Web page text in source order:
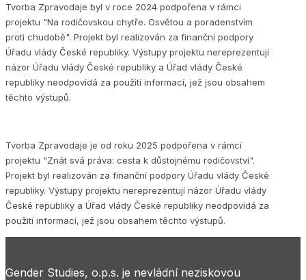
Tvorba Zpravodaje byl v roce 2024 podpořena v rámci
projektu "Na rodičovskou chytře. Osvětou a poradenstvím
proti chudobě". Projekt byl realizován za finanční podpory
Úřadu vlády České republiky. Výstupy projektu nereprezentují
názor Úřadu vlády České republiky a Úřad vlády České
republiky neodpovídá za použití informací, jež jsou obsahem
těchto výstupů.
Tvorba Zpravodaje je od roku 2025 podpořena v rámci
projektu "Znát svá práva: cesta k důstojnému rodičovství".
Projekt byl realizován za finanční podpory Úřadu vlády České
republiky. Výstupy projektu nereprezentují názor Úřadu vlády
České republiky a Úřad vlády České republiky neodpovídá za
použití informací, jež jsou obsahem těchto výstupů.
Gender Studies, o.p.s. je nevládní neziskovou